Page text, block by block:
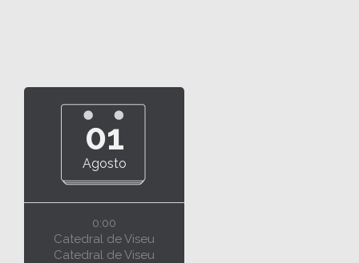
01
Agosto
0:00
Catedral de Viseu
Catedral de Viseu